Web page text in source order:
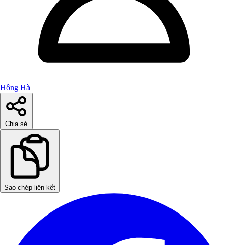
Hồng Hà
Chia sẻ
Sao chép liên kết